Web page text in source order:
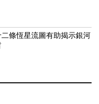
條恆星流圖有助揭示銀河